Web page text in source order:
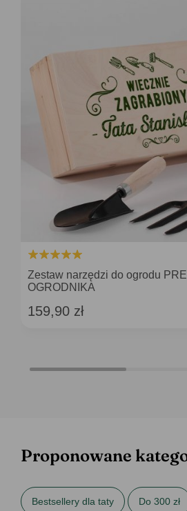
Zestaw narzędzi do ogrodu
OGRODNIKA
159,90 zł
Proponowane
Bestsellery dla taty Do 300 zł